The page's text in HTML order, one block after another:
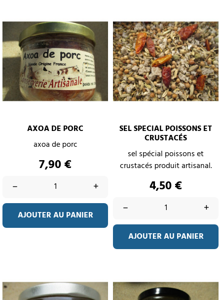
AXOA DE PORC
axoa de porc
Prix
7,90 €
– +
AJOUTER AU PANIER
SEL SPECIAL POISSONS ET
CRUSTACÉS
sel spécial poissons et
crustacés produit artisanal.
Prix
4,50 €
– +
AJOUTER AU PANIER